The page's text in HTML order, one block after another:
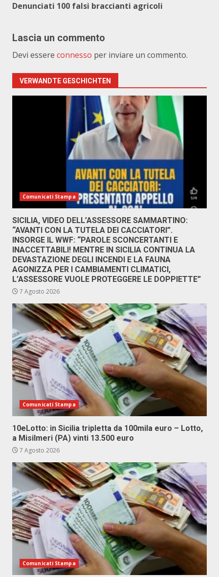
Denunciati 100 falsi braccianti agricoli
Lascia un commento
Devi essere connesso per inviare un commento.
VERWANDTE GESCHICHTEN
Comunicati Stampa
SICILIA, VIDEO DELL’ASSESSORE SAMMARTINO:
“AVANTI CON LA TUTELA DEI CACCIATORI”.
INSORGE IL WWF: “PAROLE SCONCERTANTI E
INACCETTABILI! MENTRE IN SICILIA CONTINUA LA
DEVASTAZIONE DEGLI INCENDI E LA FAUNA
AGONIZZA PER I CAMBIAMENTI CLIMATICI,
L’ASSESSORE VUOLE PROTEGGERE LE DOPPIETTE”
7 Agosto 2026
Comunicati Stampa
10eLotto: in Sicilia tripletta da 100mila euro – Lotto,
a Misilmeri (PA) vinti 13.500 euro
7 Agosto 2026
Comunicati Stampa